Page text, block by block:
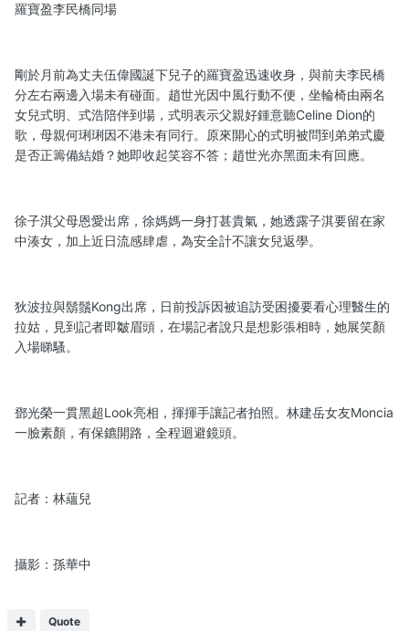
羅寶盈李民橋同場
剛於月前為丈夫伍偉國誕下兒子的羅寶盈迅速收身，與前夫李民橋
分左右兩邊入場未有碰面。趙世光因中風行動不便，坐輪椅由兩名
女兒式明、式浩陪伴到場，式明表示父親好鍾意聽Celine Dion的
歌，母親何琍琍因不港未有同行。原來開心的式明被問到弟弟式慶
是否正籌備結婚？她即收起笑容不答；趙世光亦黑面未有回應。
徐子淇父母恩愛出席，徐媽媽一身打甚貴氣，她透露子淇要留在家
中湊女，加上近日流感肆虐，為安全計不讓女兒返學。
狄波拉與鬍鬚Kong出席，日前投訴因被追訪受困擾要看心理醫生的
拉姑，見到記者即皺眉頭，在場記者說只是想影張相時，她展笑顏
入場睇騷。
鄧光榮一貫黑超Look亮相，揮揮手讓記者拍照。林建岳女友Moncia
一臉素顏，有保鑣開路，全程迴避鏡頭。
記者：林蘊兒
攝影：孫華中
Quote